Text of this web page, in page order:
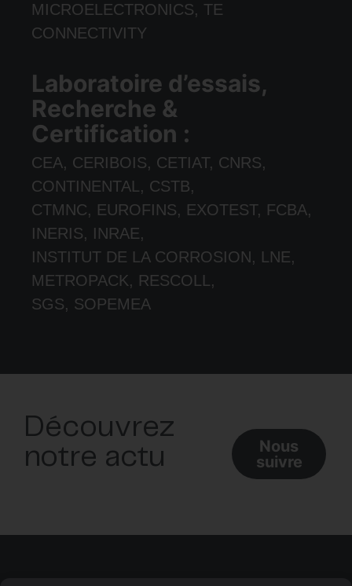
MICROELECTRONICS, TE
CONNECTIVITY
Laboratoire d’essais,
Recherche &
Certification :
CEA, CERIBOIS, CETIAT, CNRS,
CONTINENTAL, CSTB,
CTMNC, EUROFINS, EXOTEST, FCBA,
INERIS, INRAE,
INSTITUT DE LA CORROSION, LNE,
METROPACK, RESCOLL,
SGS, SOPEMEA
Découvrez
notre actu
Nous
suivre